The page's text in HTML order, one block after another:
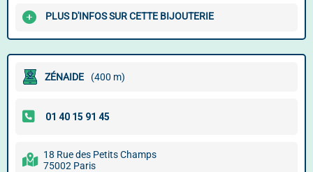
PLUS D'INFOS SUR CETTE BIJOUTERIE
ZÉNAIDE (400 m)
18 Rue des Petits Champs
75002 Paris